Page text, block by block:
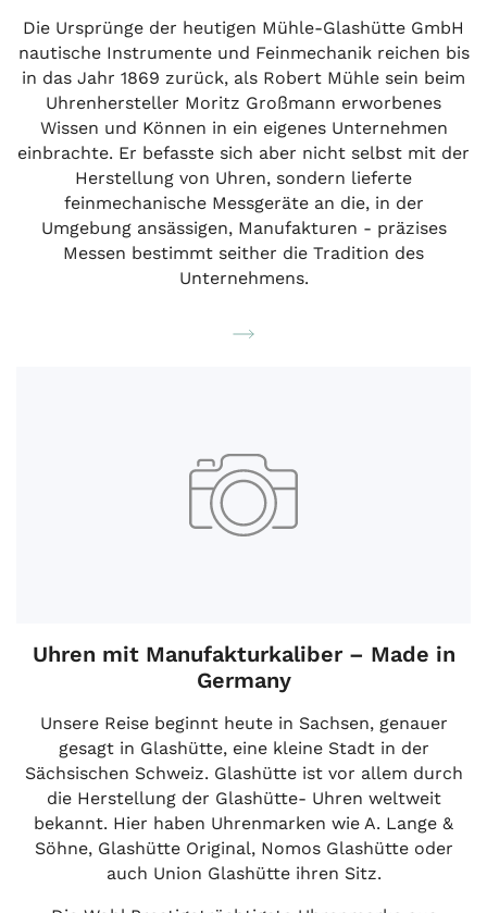
Die Ursprünge der heutigen Mühle-Glashütte GmbH
nautische Instrumente und Feinmechanik reichen bis
in das Jahr 1869 zurück, als Robert Mühle sein beim
Uhrenhersteller Moritz Großmann erworbenes
Wissen und Können in ein eigenes Unternehmen
einbrachte. Er befasste sich aber nicht selbst mit der
Herstellung von Uhren, sondern lieferte
feinmechanische Messgeräte an die, in der
Umgebung ansässigen, Manufakturen - präzises
Messen bestimmt seither die Tradition des
Unternehmens.
Uhren mit Manufakturkaliber – Made in
Germany
Unsere Reise beginnt heute in Sachsen, genauer
gesagt in Glashütte, eine kleine Stadt in der
Sächsischen Schweiz. Glashütte ist vor allem durch
die Herstellung der Glashütte- Uhren weltweit
bekannt. Hier haben Uhrenmarken wie A. Lange &
Söhne, Glashütte Original, Nomos Glashütte oder
auch Union Glashütte ihren Sitz.